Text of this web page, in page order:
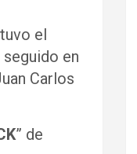
el
en
Carlos
” de